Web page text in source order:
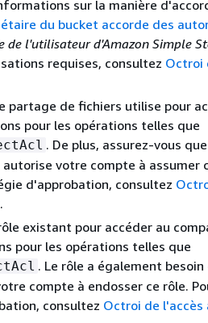
sur la manière
du bucket accorde des
de l'utilisateur d'Amazon Simple
requises, consultez Octroi
partage de fichiers utilise pour
pour les opérations telles que
. De plus, assurez-vous
votre compte à assumer
d'approbation, consultez
.
existant pour accéder au
pour les opérations telles que
. Le rôle a également besoin
compte à endosser ce rôle.
consultez Octroi de l'accès